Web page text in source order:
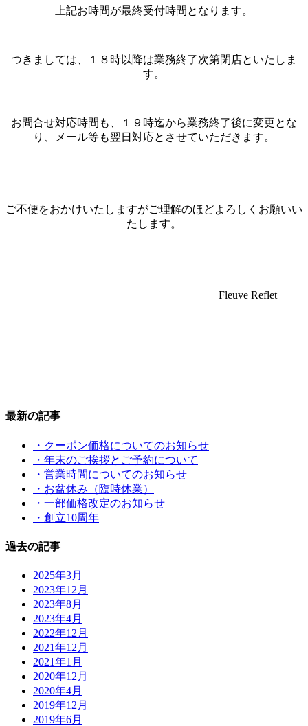
上記お時間が最終受付時間となります。
つきましては、１８時以降は業務終了次第閉店といたしま
す。
お問合せ対応時間も、１９時迄から業務終了後に変更とな
り、メール等も翌日対応とさせていただきます。
ご不便をおかけいたしますがご理解のほどよろしくお願いい
たします。
Fleuve Reflet
最新の記事
・クーポン価格についてのお知らせ
・年末のご挨拶とご予約について
・営業時間についてのお知らせ
・お盆休み（臨時休業）
・一部価格改定のお知らせ
・創立10周年
過去の記事
2025年3月
2023年12月
2023年8月
2023年4月
2022年12月
2021年12月
2021年1月
2020年12月
2020年4月
2019年12月
2019年6月